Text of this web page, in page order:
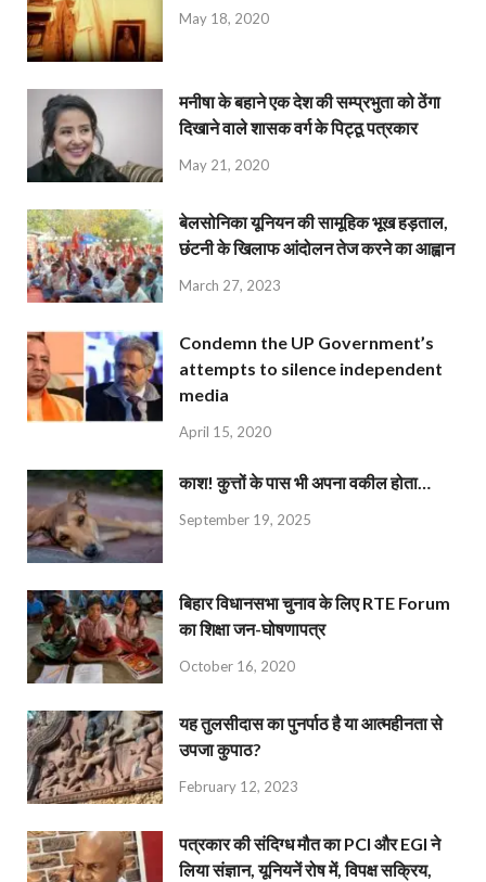
May 18, 2020
मनीषा के बहाने एक देश की सम्प्रभुता को ठेंगा
दिखाने वाले शासक वर्ग के पिट्ठू पत्रकार
May 21, 2020
बेलसोनिका यूनियन की सामूहिक भूख हड़ताल,
छंटनी के खिलाफ आंदोलन तेज करने का आह्वान
March 27, 2023
Condemn the UP Government’s
attempts to silence independent
media
April 15, 2020
काश! कुत्तों के पास भी अपना वकील होता…
September 19, 2025
बिहार विधानसभा चुनाव के लिए RTE Forum
का शिक्षा जन-घोषणापत्र
October 16, 2020
यह तुलसीदास का पुनर्पाठ है या आत्महीनता से
उपजा कुपाठ?
February 12, 2023
पत्रकार की संदिग्ध मौत का PCI और EGI ने
लिया संज्ञान, यूनियनें रोष में, विपक्ष सक्रिय,